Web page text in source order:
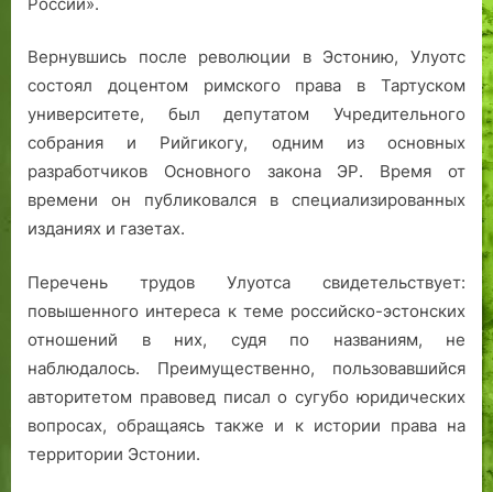
Вернувшись после революции в Эстонию, Улуотс
состоял доцентом римского права в Тартуском
университете, был депутатом Учредительного
собрания и Рийгикогу, одним из основных
разработчиков Основного закона ЭР. Время от
времени он публиковался в специализированных
изданиях и газетах.
Перечень трудов Улуотса свидетельствует:
повышенного интереса к теме российско-эстонских
отношений в них, судя по названиям, не
наблюдалось. Преимущественно, пользовавшийся
авторитетом правовед писал о сугубо юридических
вопросах, обращаясь также и к истории права на
территории Эстонии.